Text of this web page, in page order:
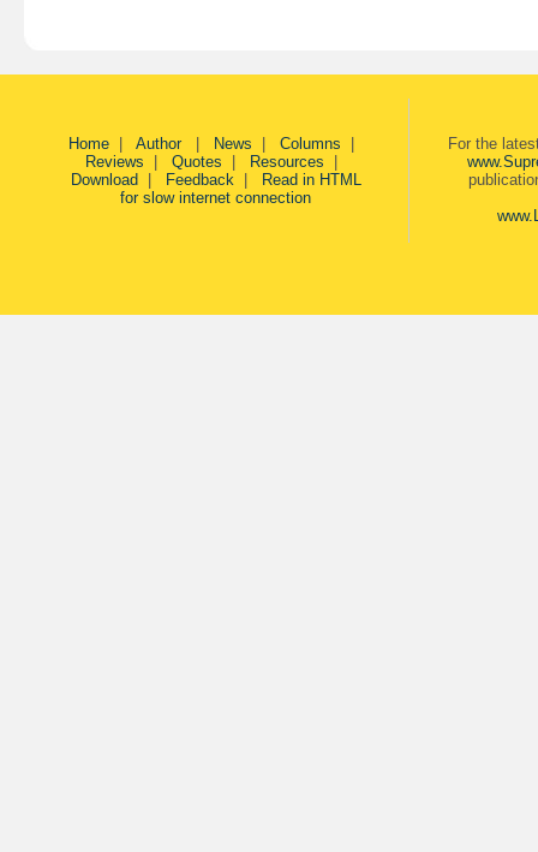
Home| Author News Columns
Reviews
Quotes Resources
Download
Feedback|
Read in HTML
for slow internet connection
For the